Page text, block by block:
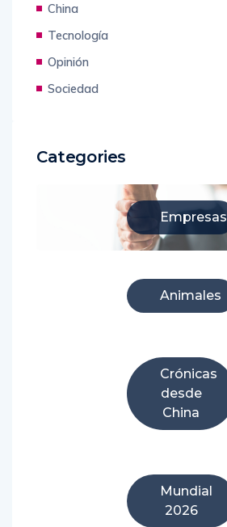
China
Tecnología
Opinión
Sociedad
Categories
Empresas
Animales
Crónicas
desde
China
Mundial
2026